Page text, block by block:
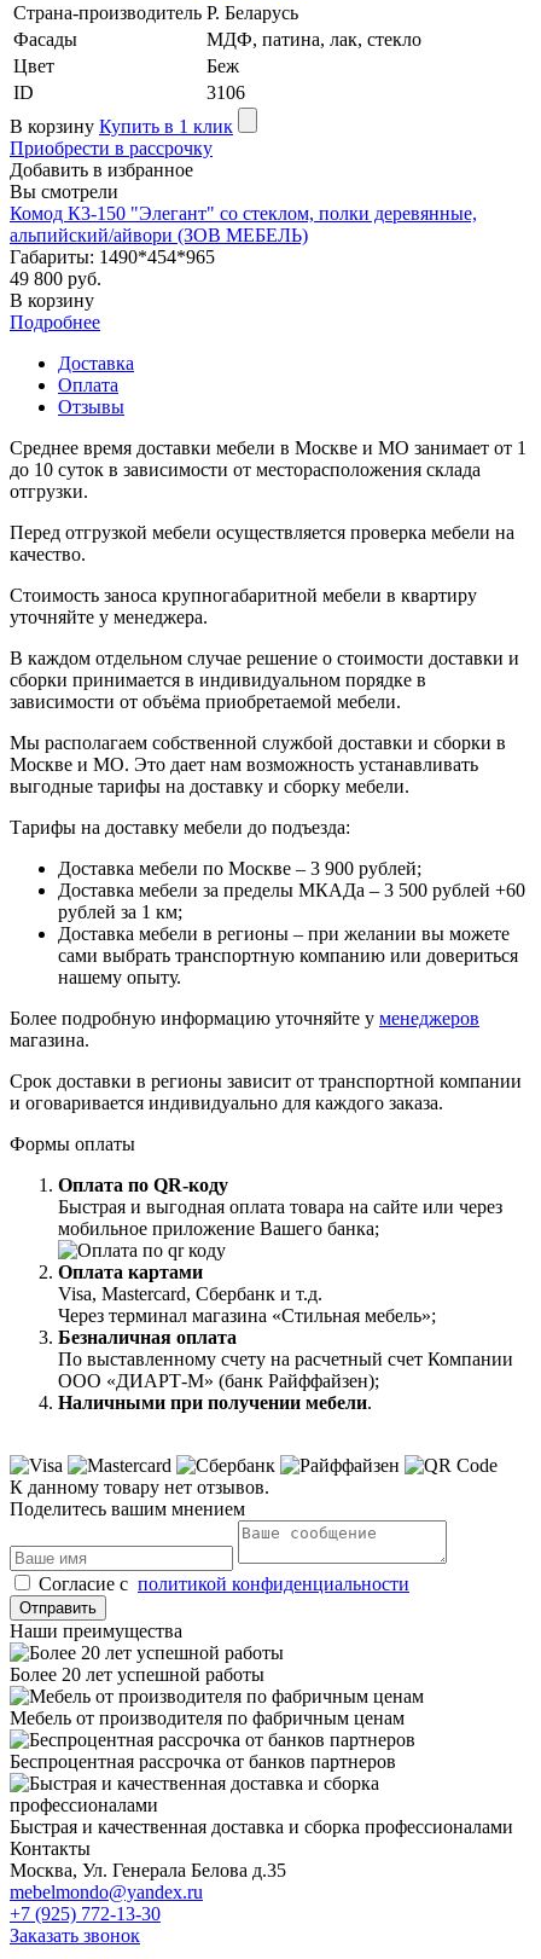
Страна-производитель Р. Беларусь
Фасады
МДФ, патина, лак, стекло
Цвет
Беж
ID
3106
В корзину Купить в 1 клик
Приобрести в рассрочку
Добавить в избранное
Вы смотрели
Комод К3-150 "Элегант" со стеклом, полки деревянные,
альпийский/айвори (ЗОВ МЕБЕЛЬ)
Габариты: 1490*454*965
49 800 руб.
В корзину
Подробнее
Доставка
Оплата
Отзывы
Среднее время доставки мебели в Москве и МО занимает от 1
до 10 суток в зависимости от месторасположения склада
отгрузки.
Перед отгрузкой мебели осуществляется проверка мебели на
качество.
Стоимость заноса крупногабаритной мебели в квартиру
уточняйте у менеджера.
В каждом отдельном случае решение о стоимости доставки и
сборки принимается в индивидуальном порядке в
зависимости от объёма приобретаемой мебели.
Мы располагаем собственной службой доставки и сборки в
Москве и МО. Это дает нам возможность устанавливать
выгодные тарифы на доставку и сборку мебели.
Тарифы на доставку мебели до подъезда:
Доставка мебели по Москве – 3 900 рублей;
Доставка мебели за пределы МКАДа – 3 500 рублей +60
рублей за 1 км;
Доставка мебели в регионы – при желании вы можете
сами выбрать транспортную компанию или довериться
нашему опыту.
Более подробную информацию уточняйте у менеджеров
магазина.
Срок доставки в регионы зависит от транспортной компании
и оговаривается индивидуально для каждого заказа.
Формы оплаты
Оплата по QR-коду
Быстрая и выгодная оплата товара на сайте или через
мобильное приложение Вашего банка;
Оплата картами
Visa, Mastercard, Сбербанк и т.д.
Через терминал магазина «Стильная мебель»;
Безналичная оплата
По выставленному счету на расчетный счет Компании
ООО «ДИАРТ-М» (банк Райффайзен);
Наличными при получении мебели.
К данному товару нет отзывов.
Поделитесь вашим мнением
Cогласие с политикой конфиденциальности
Отправить
Наши преимущества
Более 20 лет успешной работы
Мебель от производителя по фабричным ценам
Беспроцентная рассрочка от банков партнеров
Быстрая и качественная доставка и сборка профессионалами
Контакты
Москва, Ул. Генерала Белова д.35
mebelmondo@yandex.ru
+7 (925) 772-13-30
Заказать звонок